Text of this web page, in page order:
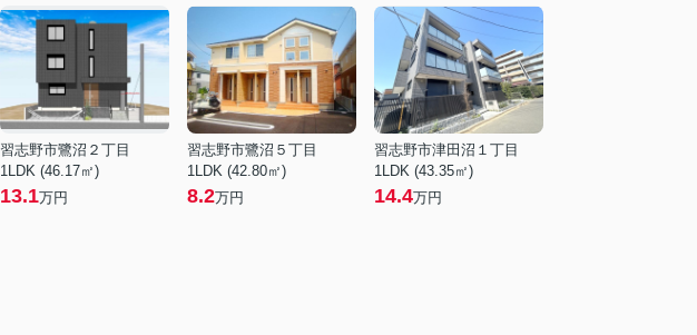
習志野市鷺沼２丁目
1LDK (46.17㎡)
13.1万円
習志野市鷺沼５丁目
1LDK (42.80㎡)
8.2万円
習志野市津田沼１丁目
1LDK (43.35㎡)
14.4万円